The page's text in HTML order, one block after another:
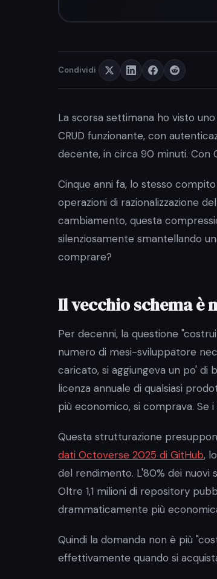
Condividi
La scorsa settimana ho visto
CRUD funzionante, con
decente, in circa 90 minuti. Con
Cinque anni fa, lo stesso
operazioni di razionalizzazione
cambiamento, questa
silenziosamente smantellando
comprare?
Il vecchio schema è
Per decenni, la questione
numero di mesi-sviluppatore
caricato, si aggiungeva un po'
licenza annuale di qualsiasi
più economico, si comprava. Se
Questa strutturazione
dati Octoverse 2025 di GitHub,
del rendimento. L'80% dei nuovi
Oltre 1,1 milioni di repository
drammaticamente più
Quindi la domanda non è più
effettivamente quando si